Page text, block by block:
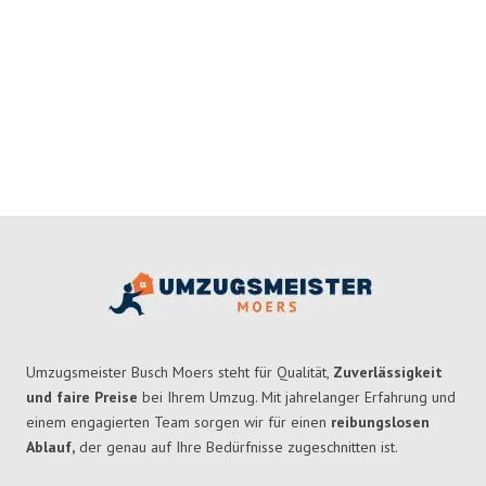
Umzugsmeister Busch Moers steht für Qualität, Zuverlässigkeit
und faire Preise bei Ihrem Umzug. Mit jahrelanger Erfahrung und
einem engagierten Team sorgen wir für einen reibungslosen
Ablauf, der genau auf Ihre Bedürfnisse zugeschnitten ist.